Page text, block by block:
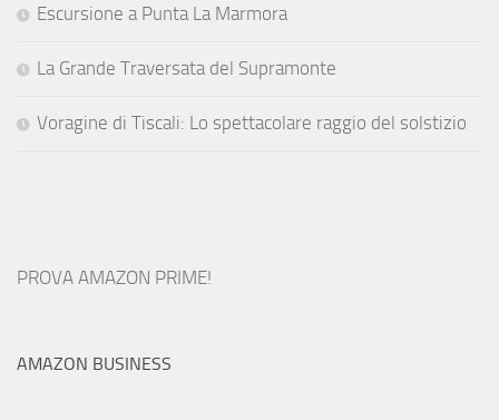
Escursione a Punta La Marmora
La Grande Traversata del Supramonte
Voragine di Tiscali: Lo spettacolare raggio del solstizio
PROVA AMAZON PRIME!
AMAZON BUSINESS